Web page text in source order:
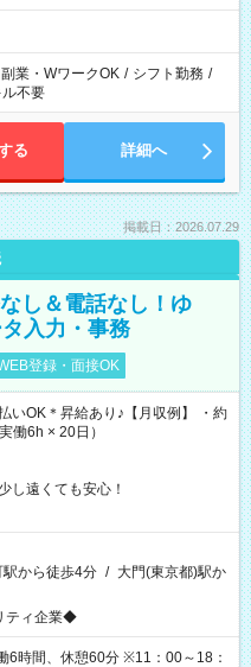
ります
副業・WワークOK / シフト勤務 /
不要
る 詳細へ
掲載日：2026.07.29
し＆電話なし！ゆ
入力・事務
登録・面接OK
いOK＊昇給あり♪【月収例】 ・約
働6h × 20日）
遠くても安心！
駅から徒歩4分 / 大門(東京都)駅か
ィ企業◆
6時間、休憩60分 ※11：00～18：